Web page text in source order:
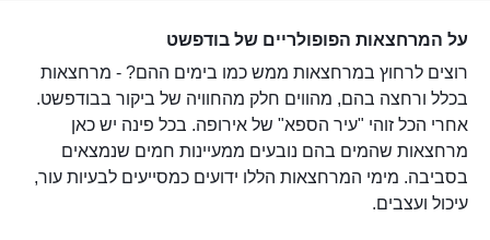
על המרחצאות הפופולריים של בודפשט
רוצים לרחוץ במרחצאות ממש כמו בימים ההם? - מרחצאות
בכלל ורחצה בהם, מהווים חלק מהחוויה של ביקור בבודפשט.
אחרי הכל זוהי "עיר הספא" של אירופה. בכל פינה יש כאן
מרחצאות שהמים בהם נובעים ממעיינות חמים שנמצאים
בסביבה. מימי המרחצאות הללו ידועים כמסייעים לבעיות עור,
עיכול ועצבים.